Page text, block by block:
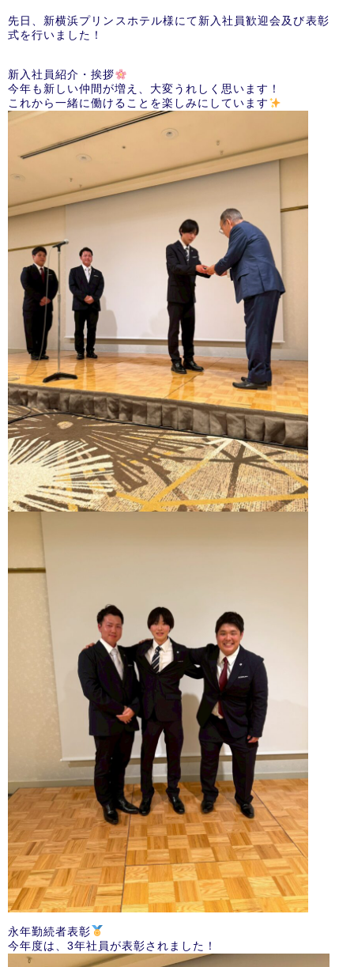
先日、新横浜プリンスホテル様にて新入社員歓迎会及び表彰
式を行いました！
新入社員紹介・挨拶
今年も新しい仲間が増え、大変うれしく思います！
これから一緒に働けることを楽しみにしています
永年勤続者表彰
今年度は、3年社員が表彰されました！